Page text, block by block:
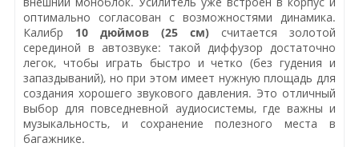
оптимально согласован с возможностями динамика.
Калибр 10 дюймов (25 см) считается золотой
серединой в автозвуке: такой диффузор достаточно
легок, чтобы играть быстро и четко (без гудения и
запаздываний), но при этом имеет нужную площадь для
создания хорошего звукового давления. Это отличный
выбор для повседневной аудиосистемы, где важны и
музыкальность, и сохранение полезного места в
багажнике.